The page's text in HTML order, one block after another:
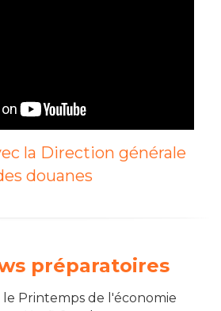
la Direction générale
douanes
préparatoires
Printemps de l'économie